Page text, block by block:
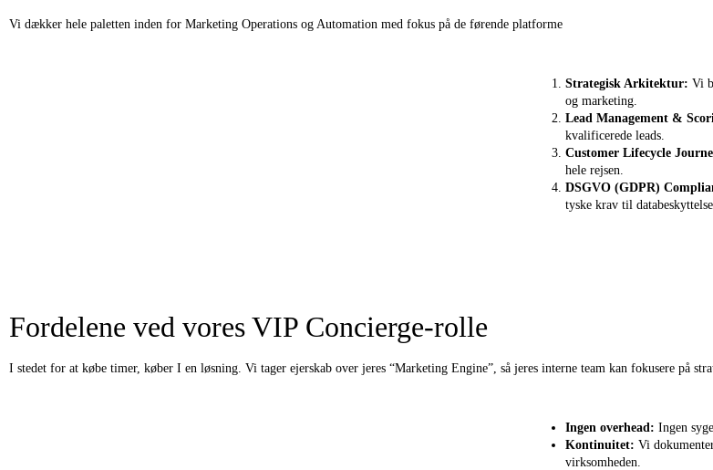
Vi dækker hele paletten inden for Marketing Operations og Automation med fokus på de førende platforme
Strategisk Arkitektur: Vi
og marketing.
Lead Management &
kvalificerede leads.
Customer Lifecycle
hele rejsen.
DSGVO (GDPR)
tyske krav til
Fordelene ved vores VIP Concierge-rolle
I stedet for at købe timer, køber I en løsning. Vi tager ejerskab over jeres “Marketing Engine”, så jeres interne team kan fokusere på
Ingen overhead: Ingen
Kontinuitet: Vi
virksomheden.